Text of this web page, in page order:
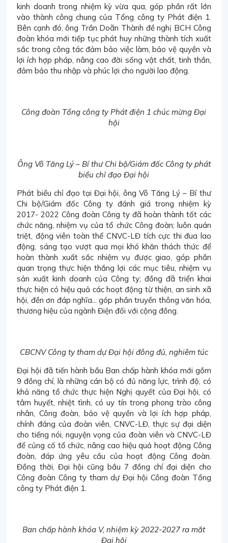
kinh doanh trong nhiệm kỳ vừa qua, góp phần rất lớn
vào thành công chung của Tổng công ty Phát điện 1.
Bên cạnh đó, ông Trần Doãn Thành đề nghị BCH Công
đoàn khóa mới tiếp tục phát huy những thành tích xuất
sắc trong công tác đảm bảo việc làm, bảo vệ quyền và
lợi ích hợp pháp, nâng cao đời sống vật chất, tinh thần,
đảm bảo thu nhập và phúc lợi cho người lao động.
Công đoàn Tổng công ty Phát điện 1 chúc mừng Đại
hội
Ông Võ Tăng Lý – Bí thư Chi bộ/Giám đốc Công ty phát
biểu chỉ đạo Đại hội
Phát biểu chỉ đạo tại Đại hội, ông Võ Tăng Lý – Bí thư
Chi bộ/Giám đốc Công ty đánh giá trong nhiệm kỳ
2017- 2022 Công đoàn Công ty đã hoàn thành tốt các
chức năng, nhiệm vụ của tổ chức Công đoàn; luôn quán
triệt, động viên toàn thể CNVC-LĐ tích cực thi đua lao
động, sáng tạo vượt qua mọi khó khăn thách thức để
hoàn thành xuất sắc nhiệm vụ được giao, góp phần
quan trọng thực hiện thắng lợi các mục tiêu, nhiệm vụ
sản xuất kinh doanh của Công ty; đồng đã triển khai
thực hiện có hiệu quả các hoạt động từ thiện, an sinh xã
hội, đền ơn đáp nghĩa... góp phần truyền thông văn hóa,
thương hiệu của ngành Điện đối với cộng đồng.
CBCNV Công ty tham dự Đại hội đông đủ, nghiêm túc
Đại hội đã tiến hành bầu Ban chấp hành khóa mới gồm
9 đồng chí, là những cán bộ có đủ năng lực, trình độ, có
khả năng tổ chức thực hiện Nghị quyết của Đại hội, có
tâm huyết, nhiệt tình, có uy tín trong phong trào công
nhân, Công đoàn, bảo vệ quyền và lợi ích hợp pháp,
chính đáng của đoàn viên, CNVC-LĐ, thực sự đại diện
cho tiếng nói, nguyện vọng của đoàn viên và CNVC-LĐ
để củng cố tổ chức, nâng cao hiệu quả hoạt động Công
đoàn, đáp ứng yêu cầu của hoạt động Công đoàn.
Đồng thời, Đại hội cũng bầu 7 đồng chí đại diện cho
Công đoàn Công ty tham dự Đại hội Công đoàn Tổng
công ty Phát điện 1.
Ban chấp hành khóa V, nhiệm kỳ 2022-2027 ra mắt
Đại hội